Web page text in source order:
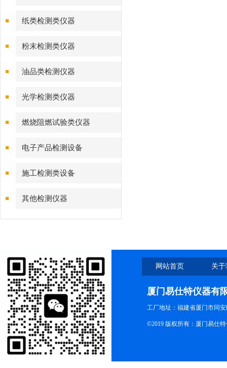
纸类检测类仪器
粉末检测类仪器
油品类检测仪器
光学检测类仪器
燃烧阻燃试验类仪器
电子产品检测设备
施工检测类设备
其他检测仪器
网站首页 关
厦门易仕特仪器有
工厂地址：福建省厦门市同
©2019 版权所有：厦门易仕